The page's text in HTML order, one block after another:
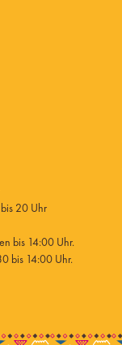
20 Uhr
bis 14:00 Uhr.
bis 14:00 Uhr.